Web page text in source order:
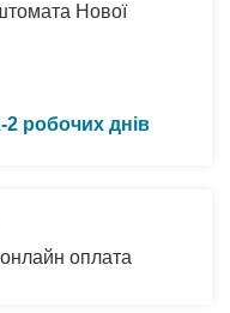
Нової
2 робочих днів
оплата